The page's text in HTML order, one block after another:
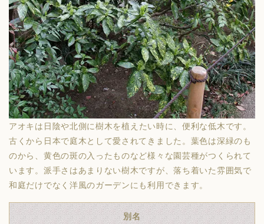
アオキ は日陰や北側に樹木を植えたい時に、便利な低木です。
古くから日本で庭木として愛されてきました。葉色は深緑のも
のから、黄色の斑の入ったものなど様々な園芸種がつくられて
います。派手さはあまりない樹木ですが、落ち着いた雰囲気で
和庭だけでなく洋風のガーデンにも利用できます。
別名